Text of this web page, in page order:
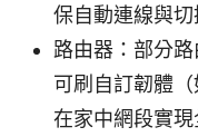
保自動連線與切
路由器：部分
可刷自訂韌體
在家中網段實現